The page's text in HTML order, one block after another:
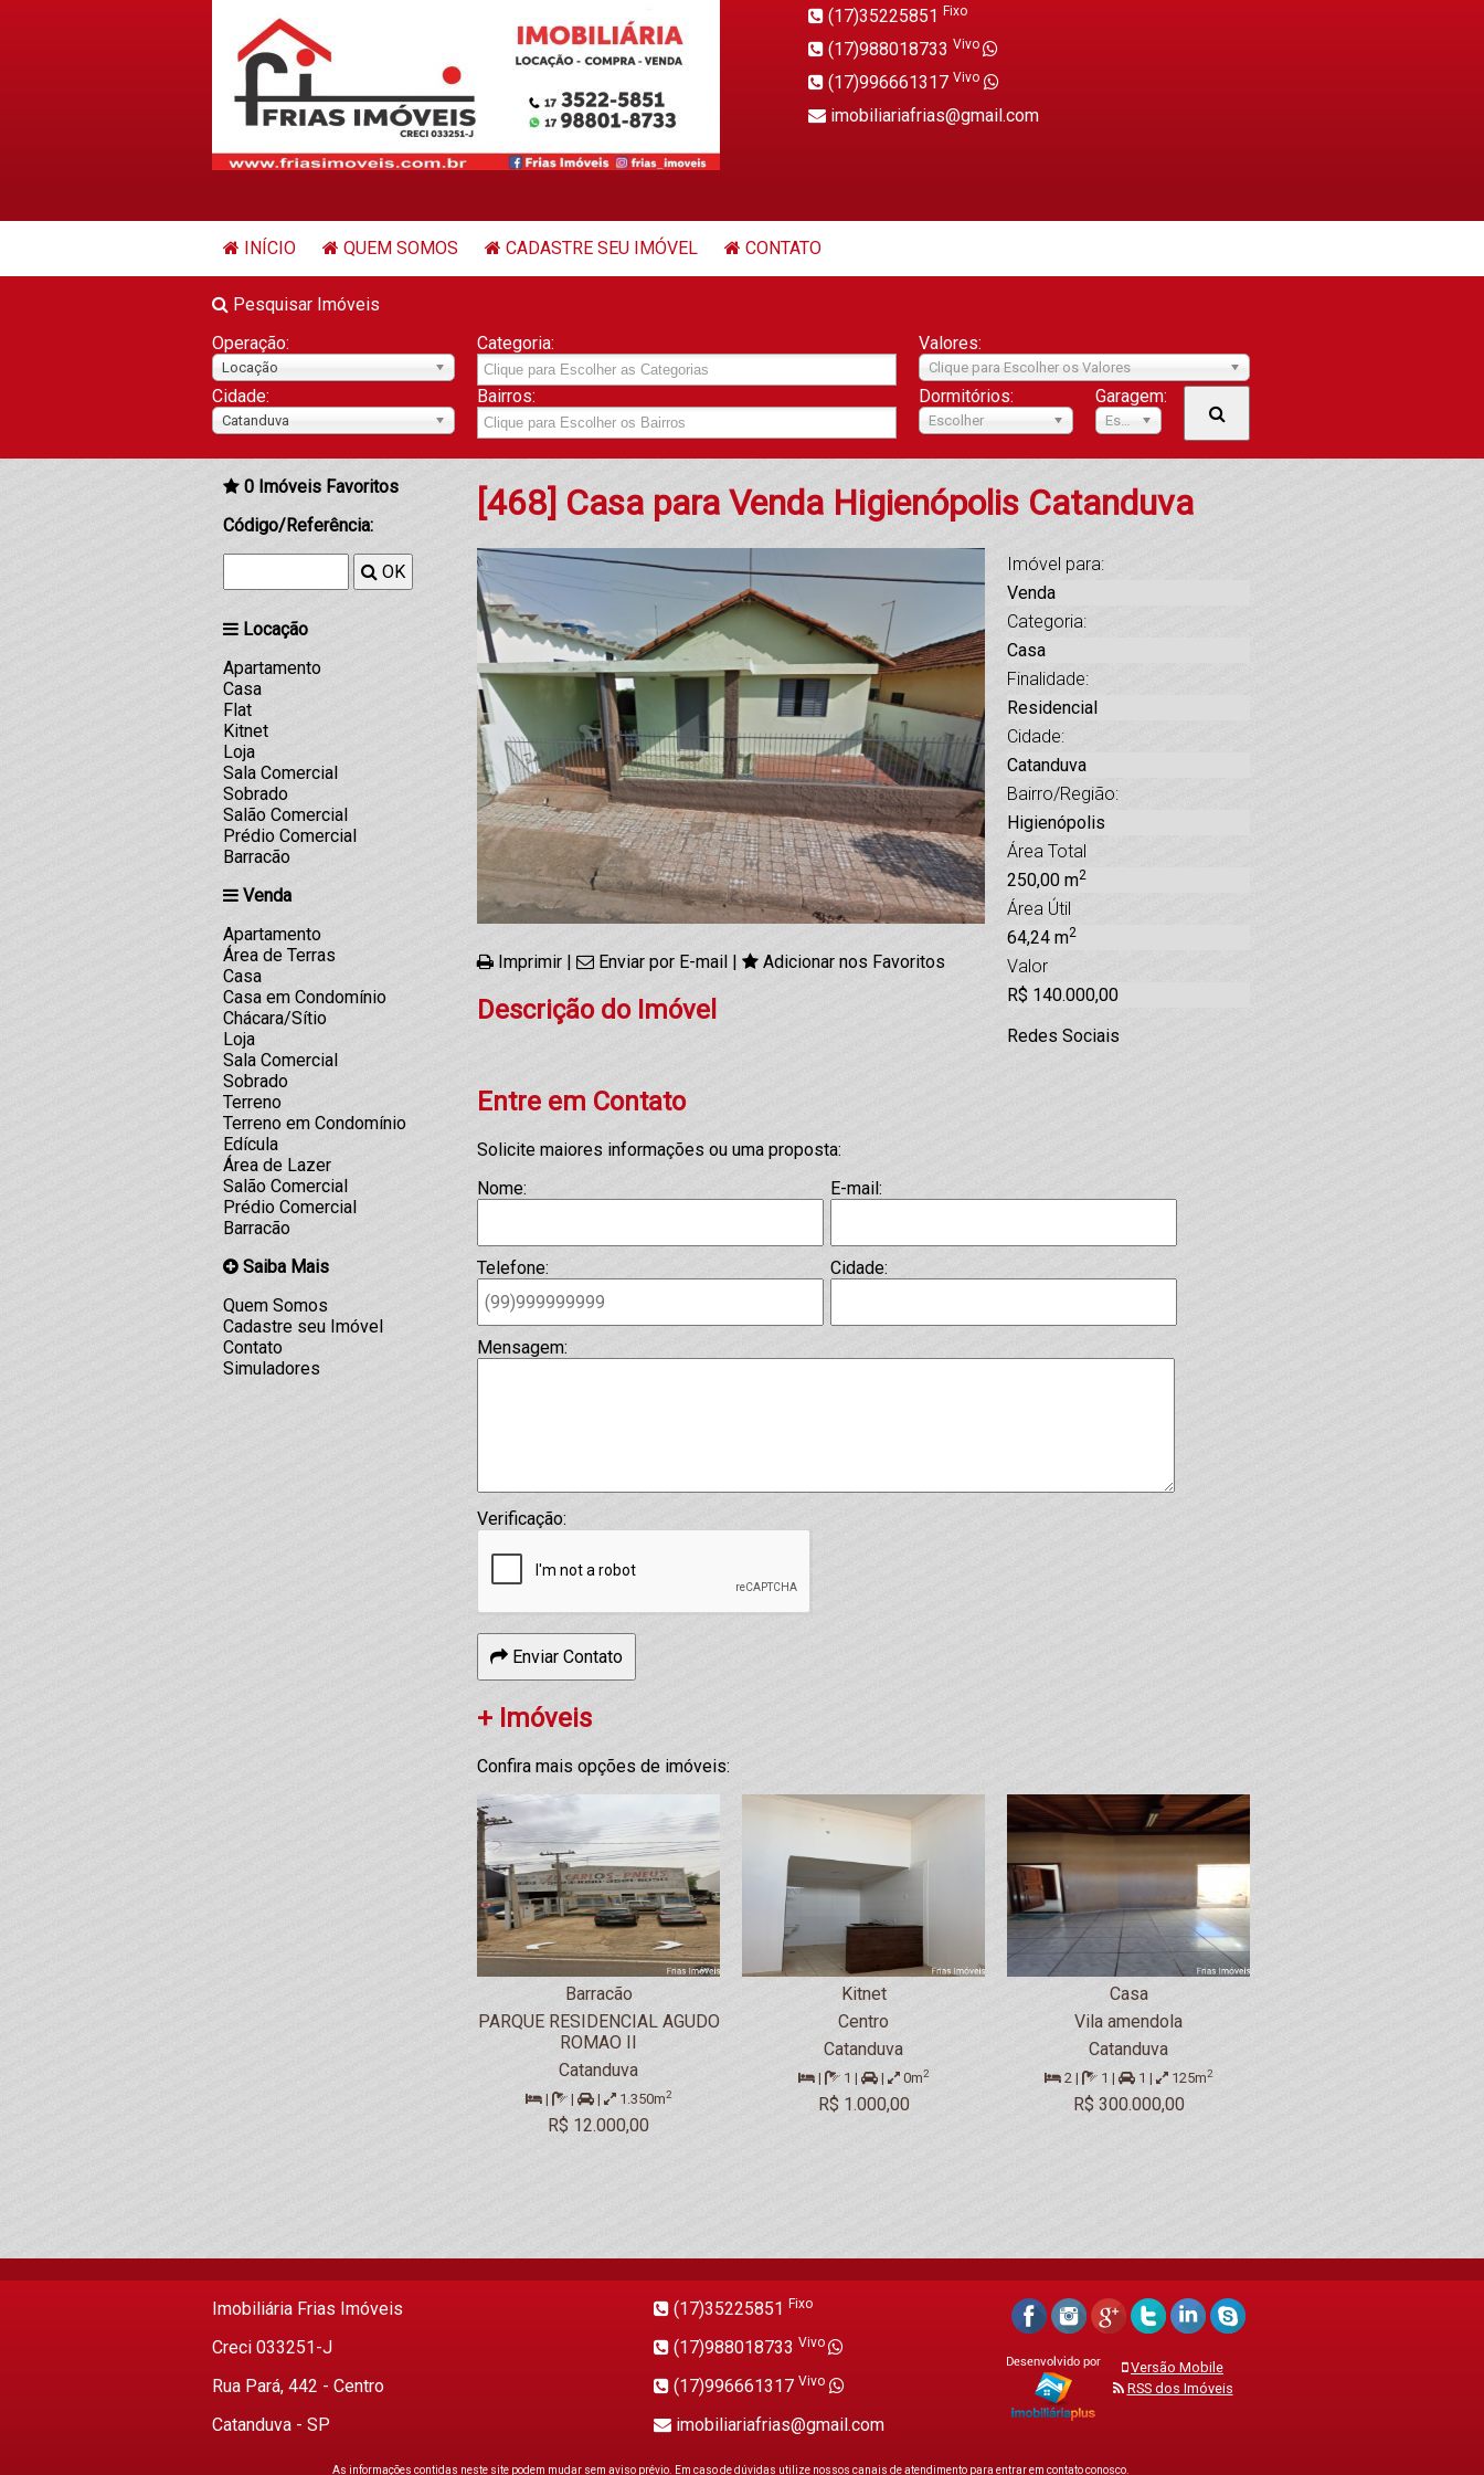
(17)35225851 Fixo
(17)988018733 Vivo
(17)996661317 Vivo
imobiliariafrias@gmail.com
INÍCIO QUEM SOMOS CADASTRE SEU IMÓVEL CONTATO
Pesquisar Imóveis
Operação:
Locação
Categoria: Valores:
Clique para Escolher os Valores
Cidade:
Catanduva
Bairros: Dormitórios:
Escolher
Garagem:
Escolher
0 Imóveis Favoritos
Código/Referência:
OK
Locação
Apartamento
Casa
Flat
Kitnet
Loja
Sala Comercial
Sobrado
Salão Comercial
Prédio Comercial
Barracão
Venda
Apartamento
Área de Terras
Casa
Casa em Condomínio
Chácara/Sítio
Loja
Sala Comercial
Sobrado
Terreno
Terreno em Condomínio
Edícula
Área de Lazer
Salão Comercial
Prédio Comercial
Barracão
Saiba Mais
Quem Somos
Cadastre seu Imóvel
Contato
Simuladores
[468] Casa para Venda Higienópolis Catanduva
Imprimir | Enviar por E-mail | Adicionar nos Favoritos
Descrição do Imóvel
Imóvel para:
Venda
Categoria:
Casa
Finalidade:
Residencial
Cidade:
Catanduva
Bairro/Região:
Higienópolis
Área Total
250,00 m2
Área Útil
64,24 m2
Valor
R$ 140.000,00
Redes Sociais
Entre em Contato
Solicite maiores informações ou uma proposta:
Nome:
Telefone:
E-mail:
Cidade:
Mensagem:
Verificação:
Enviar Contato
+ Imóveis
Confira mais opções de imóveis:
Barracão
PARQUE RESIDENCIAL AGUDO
ROMAO II
Catanduva
| | | 1.350m2
R$ 12.000,00
Kitnet
Centro
Catanduva
| 1 | | 0m2
R$ 1.000,00
Casa
Vila amendola
Catanduva
2 | 1 | 1 | 125m2
R$ 300.000,00
Imobiliária Frias Imóveis
Creci 033251-J
Rua Pará, 442 - Centro
Catanduva - SP
(17)35225851 Fixo
(17)988018733 Vivo
(17)996661317 Vivo
imobiliariafrias@gmail.com
Versão Mobile
RSS dos Imóveis
As informações contidas neste site podem mudar sem aviso prévio. Em caso de dúvidas utilize nossos canais de atendimento para entrar em contato conosco.